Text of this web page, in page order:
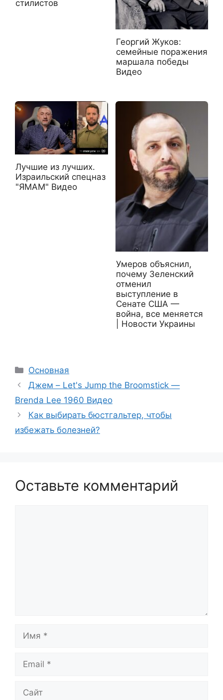
стилистов
Георгий Жуков:
семейные поражения
маршала победы
Видео
Лучшие из лучших.
Израильский спецназ
"ЯМАМ" Видео
Умеров объяснил,
почему Зеленский
отменил
выступление в
Сенате США —
война, все меняется
| Новости Украины
Рубрики
Основная
Джем – Let's Jump the Broomstick —
Brenda Lee 1960 Видео
Как выбирать бюстгальтер, чтобы
избежать болезней?
Оставьте комментарий